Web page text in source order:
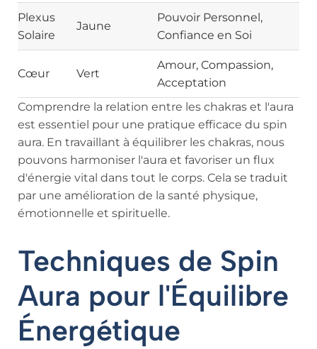
Plexus
Solaire
Jaune
Pouvoir Personnel,
Confiance en Soi
Cœur Vert
Amour, Compassion,
Acceptation
Comprendre la relation entre les chakras et l'aura
est essentiel pour une pratique efficace du spin
aura. En travaillant à équilibrer les chakras, nous
pouvons harmoniser l'aura et favoriser un flux
d'énergie vital dans tout le corps. Cela se traduit
par une amélioration de la santé physique,
émotionnelle et spirituelle.
Techniques de Spin
Aura pour l'Équilibre
Énergétique